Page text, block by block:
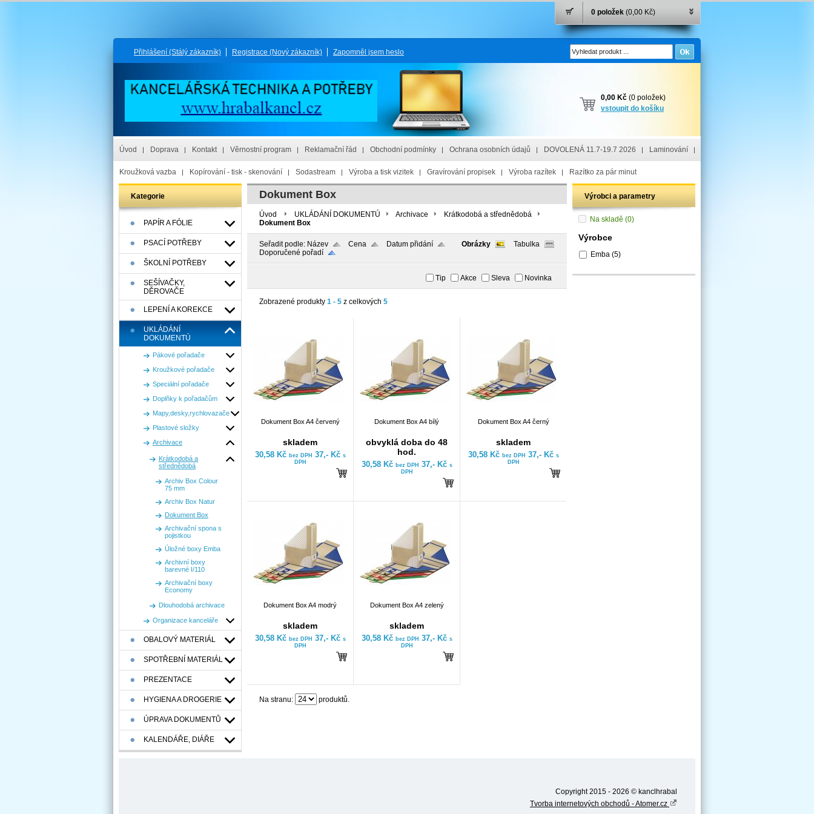
0 položek (0,00 Kč)
Přihlášení (Stálý zákazník) Registrace (Nový zákazník) Zapomněl jsem heslo
0,00 Kč (0 položek)
vstoupit do košíku
Úvod Doprava Kontakt Věrnostní program Reklamační řád Obchodní podmínky Ochrana osobních údajů DOVOLENÁ 11.7-19.7 2026 Laminování
Kroužková vazba Kopírování - tisk - skenování Sodastream Výroba a tisk vizitek Gravírování propisek Výroba razítek Razítko za pár minut
Kategorie
PAPÍR A FÓLIE
PSACÍ POTŘEBY
ŠKOLNÍ POTŘEBY
SEŠÍVAČKY,
DĚROVAČE
LEPENÍ A KOREKCE
UKLÁDÁNÍ
DOKUMENTÚ
Pákové pořadače
Kroužkové pořadače
Speciální pořadače
Doplňky k pořadačům
Mapy,desky,rychlovazače
Plastové složky
Archivace
Krátkodobá a
střednědobá
Archiv Box Colour
75 mm
Archiv Box Natur
Dokument Box
Archivační spona s
pojistkou
Úložné boxy Emba
Archivní boxy
barevné I/110
Archivační boxy
Economy
Dlouhodobá archivace
Organizace kanceláře
OBALOVÝ MATERIÁL
SPOTŘEBNÍ MATERIÁL
PREZENTACE
HYGIENA A DROGERIE
ÚPRAVA DOKUMENTŮ
KALENDÁŘE, DIÁŘE
Dokument Box
Úvod UKLÁDÁNÍ DOKUMENTÚ Archivace
Krátkodobá a střednědobá
Dokument Box
Seřadit podle: Název Cena
Datum přidání
Doporučené pořadí
Obrázky Tabulka
Tip Akce Sleva Novinka
Zobrazené produkty 1 - 5 z celkových 5
Dokument Box A4 červený
skladem
30,58 Kč bez DPH 37,- Kč s
DPH
Dokument Box A4 bílý
obvyklá doba do 48
hod.
30,58 Kč bez DPH 37,- Kč s
DPH
Dokument Box A4 černý
skladem
30,58 Kč bez DPH 37,- Kč s
DPH
Dokument Box A4 modrý
skladem
30,58 Kč bez DPH 37,- Kč s
DPH
Dokument Box A4 zelený
skladem
30,58 Kč bez DPH 37,- Kč s
DPH
Na stranu: produktů.
Výrobci a parametry
Na skladě (0)
Výrobce
Emba (5)
Copyright 2015 - 2026 © kanclhrabal
Tvorba internetových obchodů - Atomer.cz